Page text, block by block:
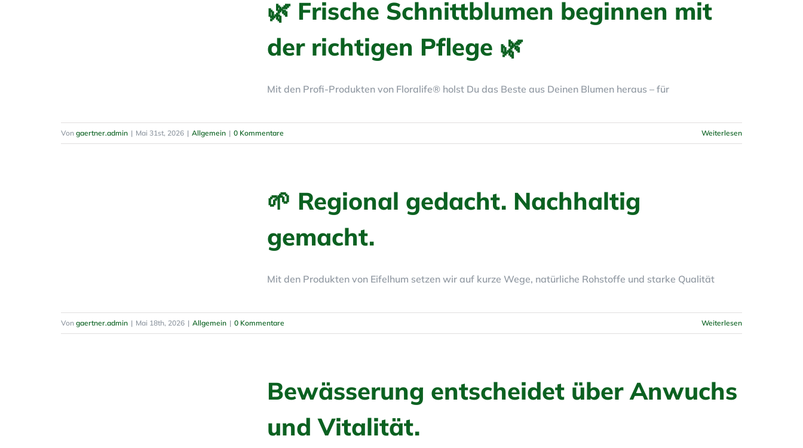
🌿 Frische Schnittblumen beginnen mit
der richtigen Pflege 🌿
Mit den Profi-Produkten von Floralife® holst Du das Beste aus Deinen Blumen heraus – für
Von gaertner.admin | Mai 31st, 2026 | Allgemein | 0 Kommentare Weiterlesen
🌱 Regional gedacht. Nachhaltig
gemacht.
Mit den Produkten von Eifelhum setzen wir auf kurze Wege, natürliche Rohstoffe und starke Qualität
Von gaertner.admin | Mai 18th, 2026 | Allgemein | 0 Kommentare Weiterlesen
Bewässerung entscheidet über Anwuchs
und Vitalität.